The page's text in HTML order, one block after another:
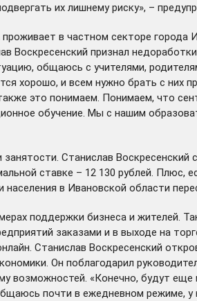
их лишнему риску», –
в частном секторе
Воскресенский признал
общаюсь с учителями,
хорошо, и всем нужно брать с них
это понимаем. Понимаем, что
обучение. Мы с нашим
Станислав
ставке – 12 130 рублей. Плюс,
в Ивановской области
поддержки бизнеса и жителей.
заказами и в выходе на
Станислав Воскресенский
Он поблагодарил
возможностей. «Конечно, будут
почти в ежедневном режиме, у